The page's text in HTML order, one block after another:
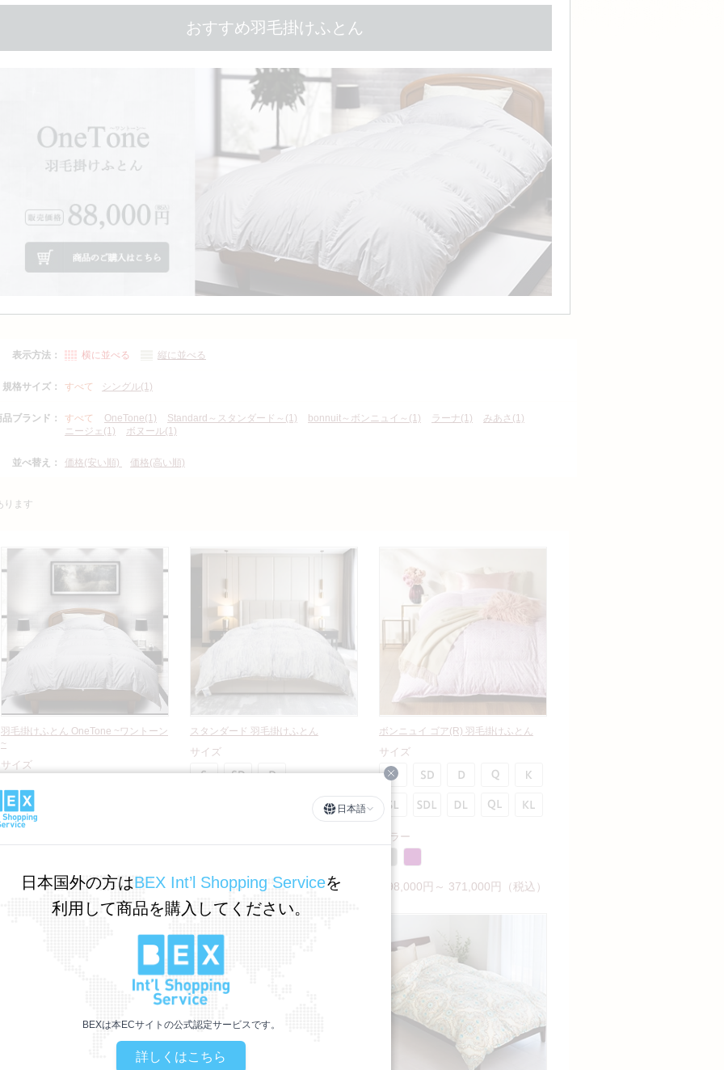
おすすめ羽毛掛けふとん
表示方法： 横に並べる 縦に並べる
規格サイズ： すべて シングル(1)
品ブランド： すべて OneTone(1) Standard～スタンダード～(1) bonnuit～ボンニュイ～(1) ラーナ(1)
みあさ(1)
ニージェ(1)
ボヌール(1)
並べ替え： 価格(安い順) 価格(高い順)
ります
羽毛掛けふとん OneTone ~ワントーン
~
サイズ
カラー
スタンダード 羽毛掛けふとん
サイズ
ボンニュイ ゴア(R) 羽毛掛けふとん
サイズ
カラー
198,000円～ 371,000円（税込）
日本語
Close
日本国外の方はBEX Int’l Shopping Serviceを
利用して商品を購入してください。
BEXは本ECサイトの公式認定サービスです。
詳しくはこちら